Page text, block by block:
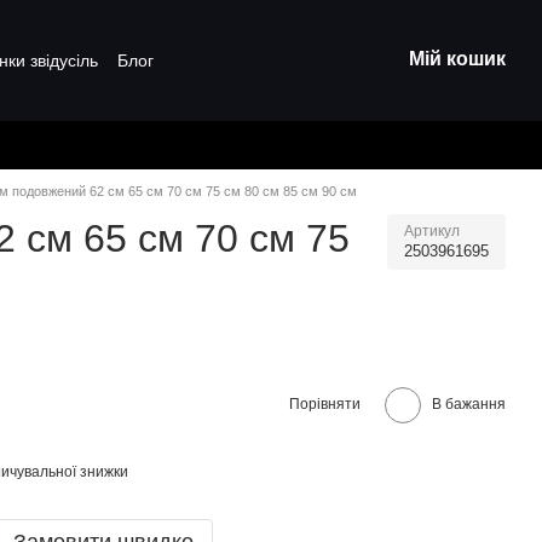
звідусіль
Блог
Мій кошик
подовжений 62 см 65 см 70 см 75 см 80 см 85 см 90 см
см 65 см 70 см 75
Артикул
2503961695
Порівняти В бажання
знижки